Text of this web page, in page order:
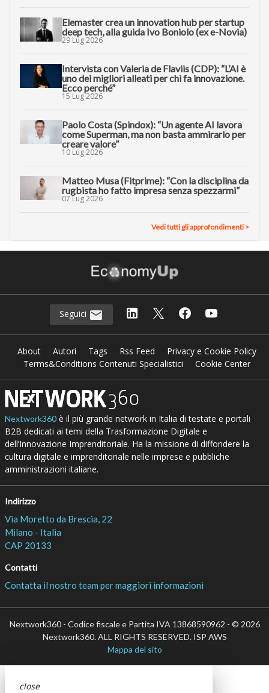
Elemaster crea un innovation hub per startup
deep tech, alla guida Ivo Boniolo (ex e-Novia)
29 Lug 2026
Intervista con Valeria de Flaviis (CDP): “L’AI è
uno dei migliori alleati per chi fa innovazione.
Ecco perché”
15 Lug 2026
Paolo Costa (Spindox): “Un agente AI lavora
come Superman, ma non basta ammirarlo per
creare valore”
10 Lug 2026
Matteo Musa (Fitprime): “Con la disciplina da
rugbista ho fatto impresa senza spezzarmi”
07 Lug 2026
Vedi tutti gli approfondimenti >
Seguici
About Autori Tags Rss Feed
Privacy e Cookie Policy
Terms&Conditions Contenuti Specialistici
Cookie Center
Nextwork360è il più grande network in Italia di testate e portali
B2B dedicati ai temi della Trasformazione Digitale e
dell’Innovazione Imprenditoriale. Ha la missione di diffondere la
cultura digitale e imprenditoriale nelle imprese e pubbliche
amministrazioni italiane.
Indirizzo
Via Moretto da Brescia, 22
Milano - Italia
CAP 20133
Contatti
Contatta il nostro team per maggiori informazioni
Nextwork360 - Codice fiscale e Partita IVA 13868590962 - © 2026
Nextwork360. ALL RIGHTS RESERVED. ISP AWS
Mappa del sito
close